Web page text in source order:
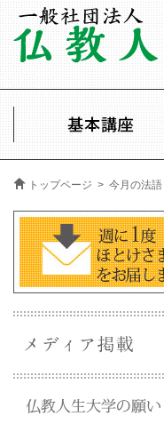
トップページ > 今月の法語